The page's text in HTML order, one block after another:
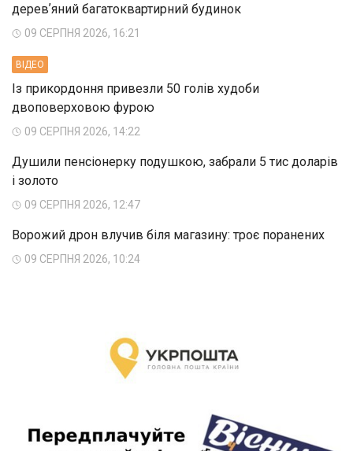
деревʼяний багатоквартирний будинок
09 СЕРПНЯ 2026, 16:21
ВIДЕО
Із прикордоння привезли 50 голів худоби
двоповерховою фурою
09 СЕРПНЯ 2026, 14:22
Душили пенсіонерку подушкою, забрали 5 тис доларів
і золото
09 СЕРПНЯ 2026, 12:47
Ворожий дрон влучив біля магазину: троє поранених
09 СЕРПНЯ 2026, 10:24